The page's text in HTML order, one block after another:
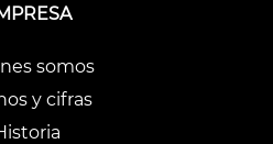
somos
y cifras